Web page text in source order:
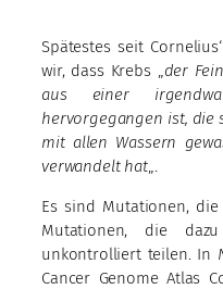
Spätestes seit Cornelius‘
wir, dass Krebs „der
aus einer
hervorgegangen ist, die
mit allen Wassern
verwandelt hat„.
Es sind Mutationen,
Mutationen, die
unkontrolliert teilen. In
Cancer Genome Atlas